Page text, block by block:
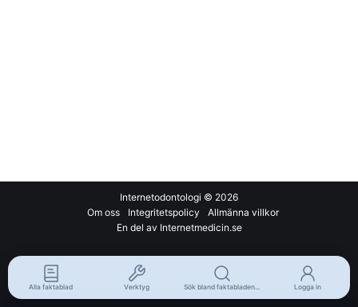
Internetodontologi © 2026
Om oss
Integritetspolicy
Allmänna villkor
En del av Internetmedicin.se
Alla faktablad Verktyg Sök bland faktabladen... Logga in